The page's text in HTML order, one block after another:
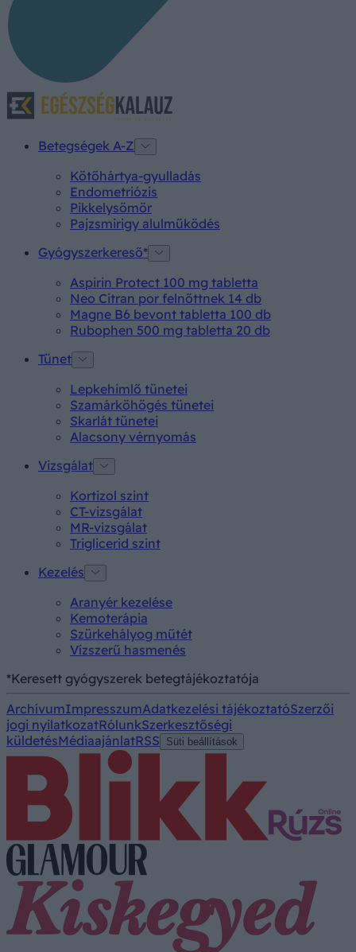
Betegségek A-Z
Kötőhártya-gyulladás
Endometriózis
Pikkelysömör
Pajzsmirigy alulműködés
Gyógyszerkereső*
Aspirin Protect 100 mg tabletta
Neo Citran por felnőttnek 14 db
Magne B6 bevont tabletta 100 db
Rubophen 500 mg tabletta 20 db
Tünet
Lepkehimlő tünetei
Szamárköhögés tünetei
Skarlát tünetei
Alacsony vérnyomás
Vizsgálat
Kortizol szint
CT-vizsgálat
MR-vizsgálat
Triglicerid szint
Kezelés
Aranyér kezelése
Kemoterápia
Szürkehályog műtét
Vízszerű hasmenés
*Keresett gyógyszerek betegtájékoztatója
ArchívumImpresszumAdatkezelési tájékoztatóSzerzői
jogi nyilatkozatRólunkSzerkesztőségi
küldetésMédiaajánlatRSS Süti beállítások